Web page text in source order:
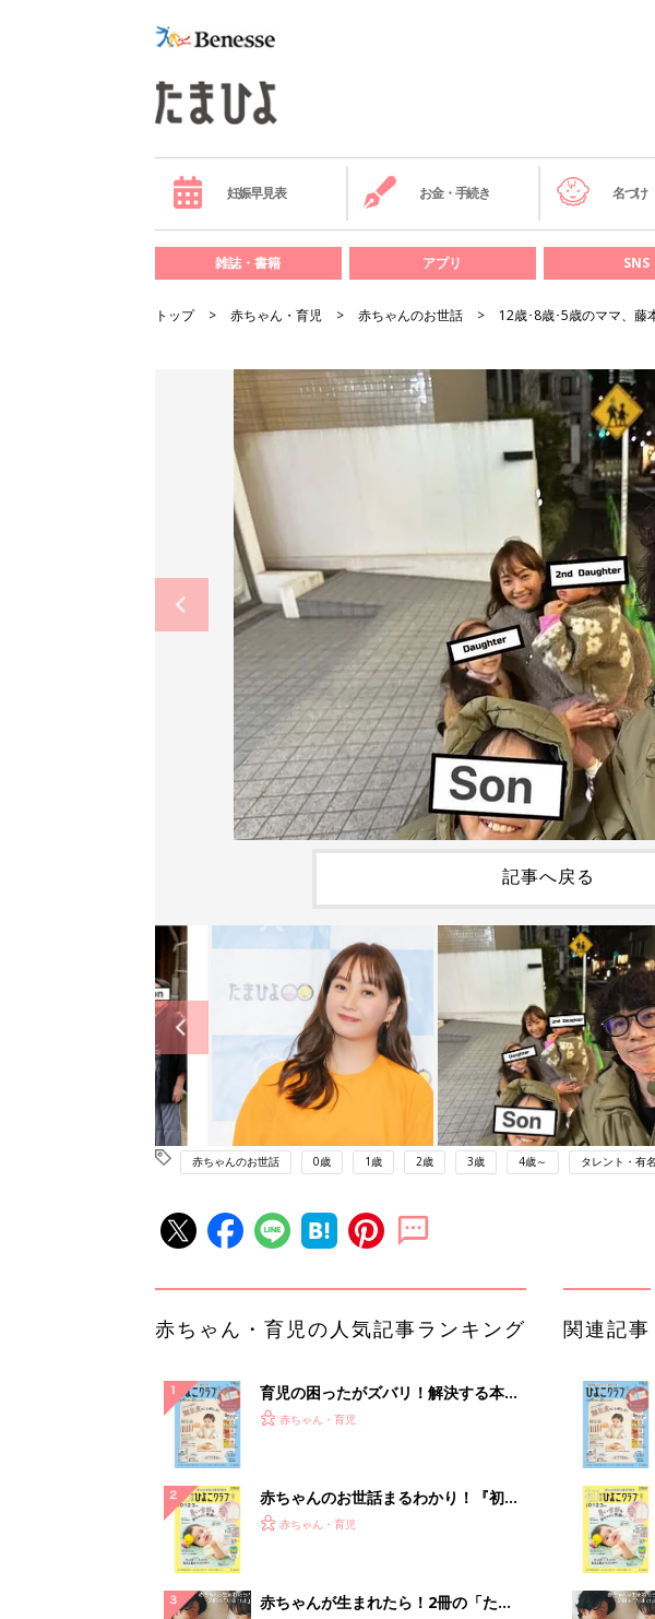
妊娠早見表 お金・手続き 名づけ
雑誌・書籍 アプリ SNS
トップ 赤ちゃん・育児 赤ちゃんのお世話 12歳･8歳･5歳のママ、藤
記事へ戻る
赤ちゃんのお世話 0歳 1歳 2歳 3歳 4歳～ タレント・有
赤ちゃん・育児の人気記事ランキング
育児の困ったがズバリ！解決する本
『ひよこクラブ 秋号』 4カ月～2才
赤ちゃん・育児
赤ちゃんのお世話まるわかり！『初め
てのひよこクラブ 夏号』〈巻頭大特
赤ちゃん・育児
赤ちゃんが生まれたら！2冊の「たま
関連記事